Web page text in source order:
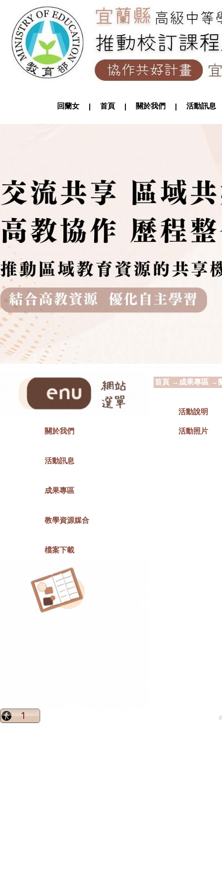
回蘭女 | 首頁 | 關於我們 | 活動訊
關於我們
活動訊息
成果專區
教學資源媒合
檔案下載
首頁 → 成果專區 →
活動說明
活動照片